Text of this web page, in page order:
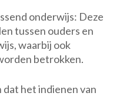
onderwijs: Deze
tussen ouders en
waarbij ook
betrokken.
het indienen van